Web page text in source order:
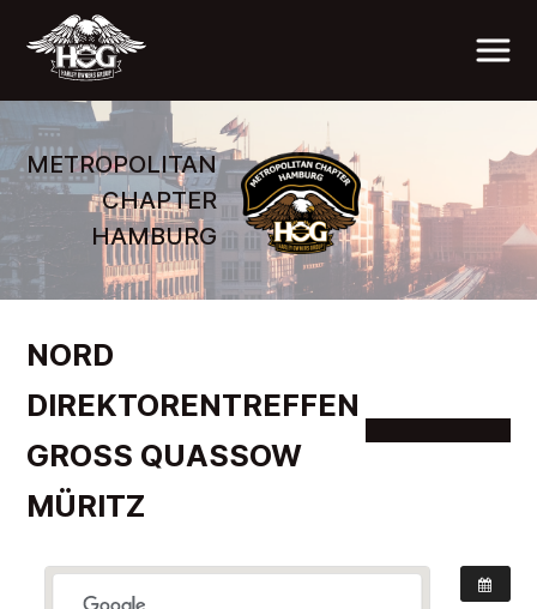
METROPOLITAN
CHAPTER
HAMBURG
NORD
DIREKTORENTREFFEN
GROSS QUASSOW M
ÜRITZ